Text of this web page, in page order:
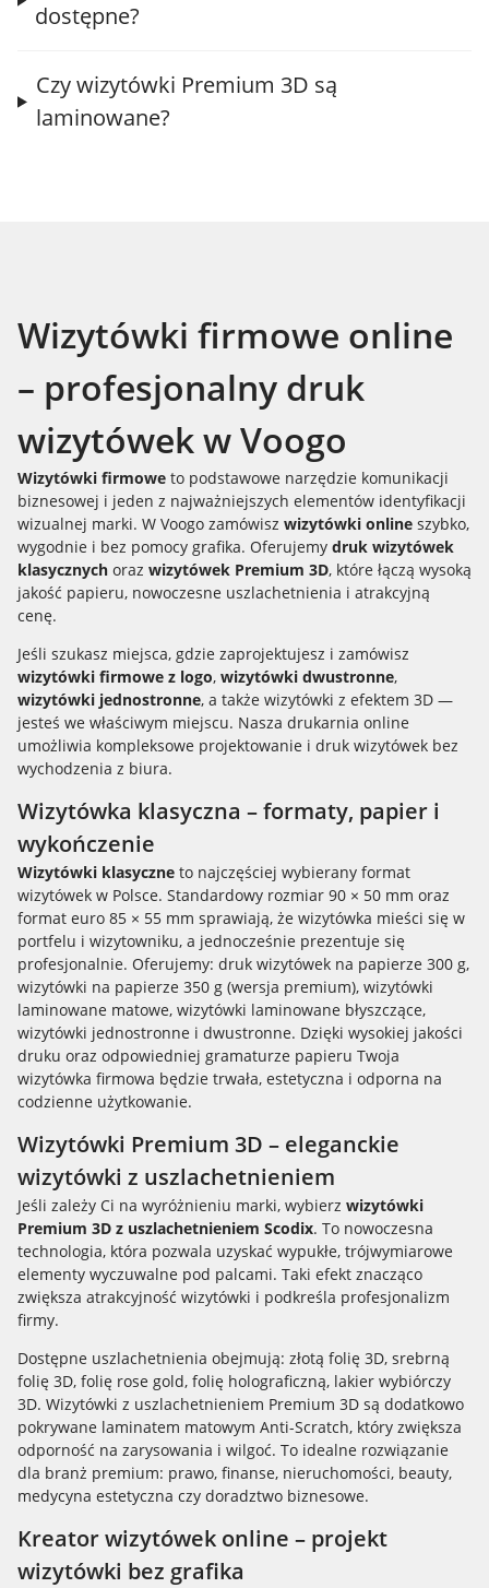
dostępne?
Czy wizytówki Premium 3D są
laminowane?
Wizytówki firmowe online
– profesjonalny druk
wizytówek w Voogo
Wizytówki firmowe to podstawowe narzędzie komunikacji
biznesowej i jeden z najważniejszych elementów identyfikacji
wizualnej marki. W Voogo zamówisz wizytówki online szybko,
wygodnie i bez pomocy grafika. Oferujemy druk wizytówek
klasycznych oraz wizytówek Premium 3D, które łączą wysoką
jakość papieru, nowoczesne uszlachetnienia i atrakcyjną
cenę.
Jeśli szukasz miejsca, gdzie zaprojektujesz i zamówisz
wizytówki firmowe z logo, wizytówki dwustronne,
wizytówki jednostronne, a także wizytówki z efektem 3D —
jesteś we właściwym miejscu. Nasza drukarnia online
umożliwia kompleksowe projektowanie i druk wizytówek bez
wychodzenia z biura.
Wizytówka klasyczna – formaty, papier i
wykończenie
Wizytówki klasyczne to najczęściej wybierany format
wizytówek w Polsce. Standardowy rozmiar 90 × 50 mm oraz
format euro 85 × 55 mm sprawiają, że wizytówka mieści się w
portfelu i wizytowniku, a jednocześnie prezentuje się
profesjonalnie. Oferujemy: druk wizytówek na papierze 300 g,
wizytówki na papierze 350 g (wersja premium), wizytówki
laminowane matowe, wizytówki laminowane błyszczące,
wizytówki jednostronne i dwustronne. Dzięki wysokiej jakości
druku oraz odpowiedniej gramaturze papieru Twoja
wizytówka firmowa będzie trwała, estetyczna i odporna na
codzienne użytkowanie.
Wizytówki Premium 3D – eleganckie
wizytówki z uszlachetnieniem
Jeśli zależy Ci na wyróżnieniu marki, wybierz wizytówki
Premium 3D z uszlachetnieniem Scodix. To nowoczesna
technologia, która pozwala uzyskać wypukłe, trójwymiarowe
elementy wyczuwalne pod palcami. Taki efekt znacząco
zwiększa atrakcyjność wizytówki i podkreśla profesjonalizm
firmy.
Dostępne uszlachetnienia obejmują: złotą folię 3D, srebrną
folię 3D, folię rose gold, folię holograficzną, lakier wybiórczy
3D. Wizytówki z uszlachetnieniem Premium 3D są dodatkowo
pokrywane laminatem matowym Anti-Scratch, który zwiększa
odporność na zarysowania i wilgoć. To idealne rozwiązanie
dla branż premium: prawo, finanse, nieruchomości, beauty,
medycyna estetyczna czy doradztwo biznesowe.
Kreator wizytówek online – projekt
wizytówki bez grafika